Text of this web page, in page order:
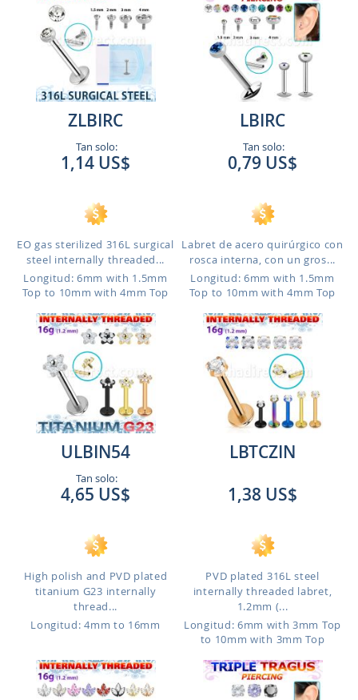
ZLBIRC
Tan solo:
1,14 US$
EO gas sterilized 316L surgical
steel internally threaded...
Longitud: 6mm with 1.5mm
Top to 10mm with 4mm Top
LBIRC
Tan solo:
0,79 US$
Labret de acero quirúrgico con
rosca interna, con un gros...
Longitud: 6mm with 1.5mm
Top to 10mm with 4mm Top
ULBIN54
Tan solo:
4,65 US$
High polish and PVD plated
titanium G23 internally
thread...
Longitud: 4mm to 16mm
LBTCZIN
1,38 US$
PVD plated 316L steel
internally threaded labret,
1.2mm (...
Longitud: 6mm with 3mm Top
to 10mm with 3mm Top